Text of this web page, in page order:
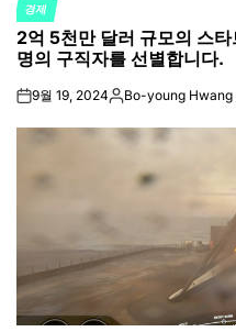
POSTED
IN
경제
2억 5천만 달러 규모의 스
명의 구직자를 선별합니다.
on9월 19, 2024Posted
Bo-young Hwang